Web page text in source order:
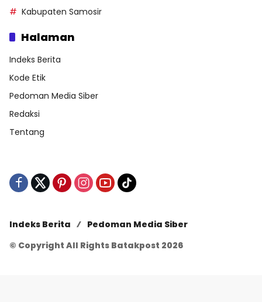
Kabupaten Samosir
Halaman
Indeks Berita
Kode Etik
Pedoman Media Siber
Redaksi
Tentang
Indeks Berita
Pedoman Media Siber
© Copyright All Rights Batakpost 2026